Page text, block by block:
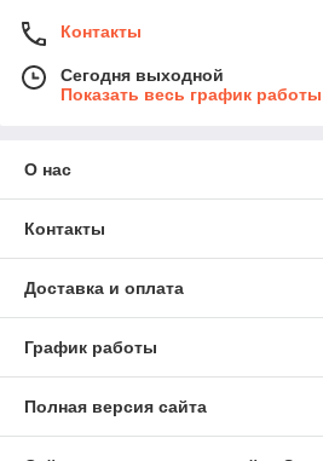
Контакты
Сегодня выходной
Показать весь график работы
О нас
Контакты
Доставка и оплата
График работы
Полная версия сайта